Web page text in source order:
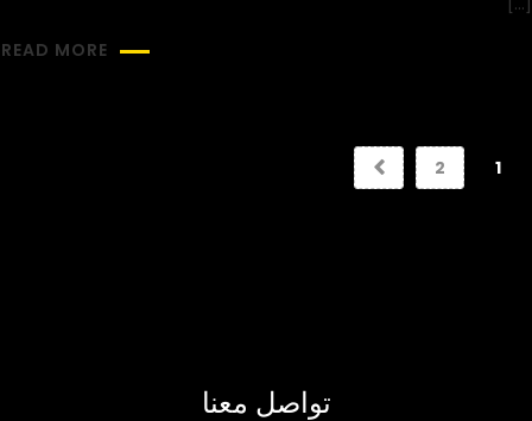
READ MORE
1
2
تواصل معنا